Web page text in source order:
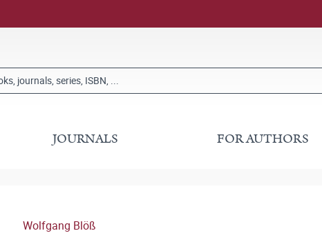
JOURNALS FOR AUTHORS
Wolfgang Blöß